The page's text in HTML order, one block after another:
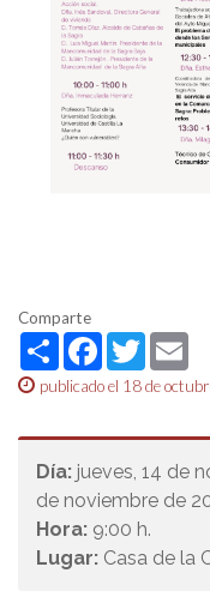
Comparte
ShareFacebook
Twitter
publicado el 18 de
Día: jueves, 14 de
de noviembre de
Hora: 9:00 h.
Lugar: Casa de la